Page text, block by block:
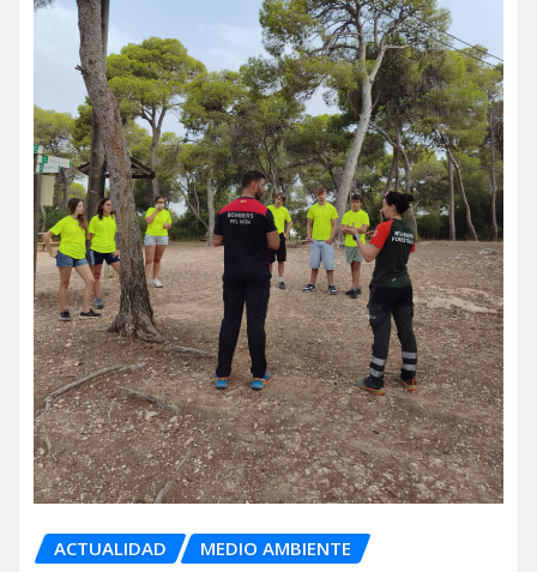
ACTUALIDAD MEDIO AMBIENTE